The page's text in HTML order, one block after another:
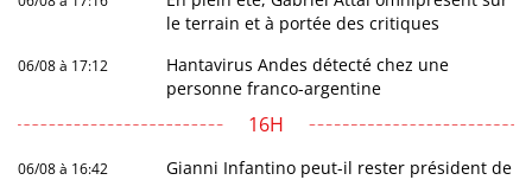
le terrain et à portée des critiques
06/08 à 17:12
Hantavirus Andes détecté chez une
personne franco-argentine
16H
06/08 à 16:42
Gianni Infantino peut-il rester président de